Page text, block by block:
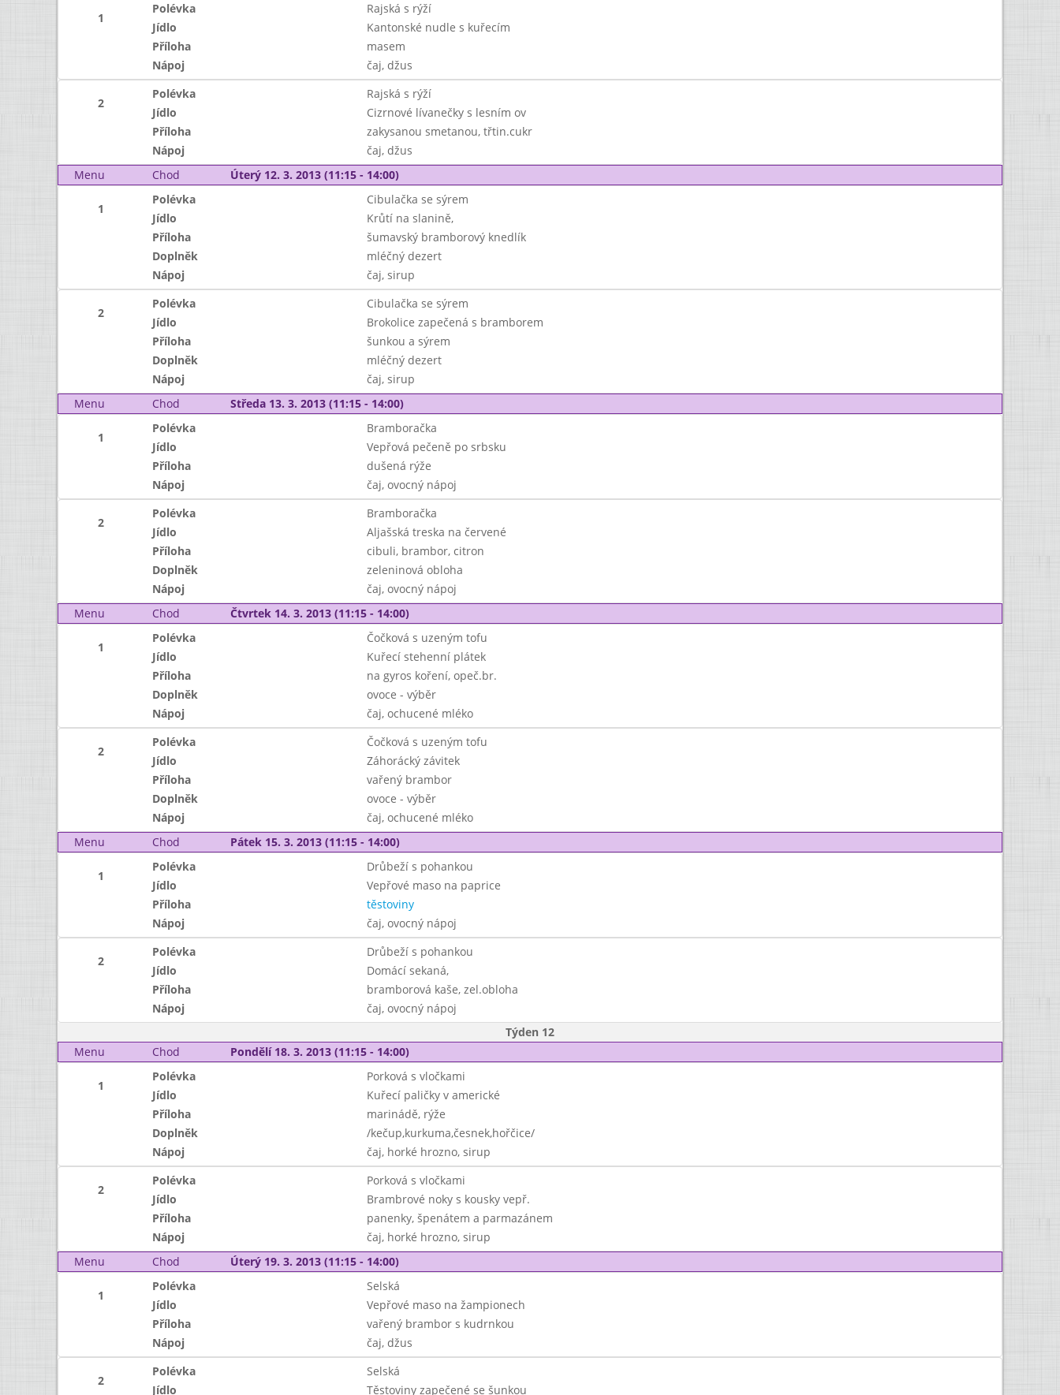
1
Polévka
Rajská s rýží
Jídlo
Kantonské nudle s kuřecím
Příloha
masem
Nápoj
čaj, džus
2
Polévka
Rajská s rýží
Jídlo
Cizrnové lívanečky s lesním ov
Příloha
zakysanou smetanou, třtin.cukr
Nápoj
čaj, džus
Menu
Chod Úterý 12. 3. 2013 (11:15 - 14:00)
1
Polévka
Cibulačka se sýrem
Jídlo
Krůtí na slanině,
Příloha
šumavský bramborový knedlík
Doplněk
mléčný dezert
Nápoj
čaj, sirup
2
Polévka
Cibulačka se sýrem
Jídlo
Brokolice zapečená s bramborem
Příloha
šunkou a sýrem
Doplněk
mléčný dezert
Nápoj
čaj, sirup
Menu
Chod Středa 13. 3. 2013 (11:15 - 14:00)
1
Polévka
Bramboračka
Jídlo
Vepřová pečeně po srbsku
Příloha
dušená rýže
Nápoj
čaj, ovocný nápoj
2
Polévka
Bramboračka
Jídlo
Aljašská treska na červené
Příloha
cibuli, brambor, citron
Doplněk
zeleninová obloha
Nápoj
čaj, ovocný nápoj
Menu
Chod Čtvrtek 14. 3. 2013 (11:15 - 14:00)
1
Polévka
Čočková s uzeným tofu
Jídlo
Kuřecí stehenní plátek
Příloha
na gyros koření, opeč.br.
Doplněk
ovoce - výběr
Nápoj
čaj, ochucené mléko
2
Polévka
Čočková s uzeným tofu
Jídlo
Záhorácký závitek
Příloha
vařený brambor
Doplněk
ovoce - výběr
Nápoj
čaj, ochucené mléko
Menu
Chod Pátek 15. 3. 2013 (11:15 - 14:00)
1
Polévka
Drůbeží s pohankou
Jídlo
Vepřové maso na paprice
Příloha
těstoviny
Nápoj
čaj, ovocný nápoj
2
Polévka
Drůbeží s pohankou
Jídlo
Domácí sekaná,
Příloha
bramborová kaše, zel.obloha
Nápoj
čaj, ovocný nápoj
Týden 12
Menu
Chod Pondělí 18. 3. 2013 (11:15 - 14:00)
1
Polévka
Porková s vločkami
Jídlo
Kuřecí paličky v americké
Příloha
marinádě, rýže
Doplněk
/kečup,kurkuma,česnek,hořčice/
Nápoj
čaj, horké hrozno, sirup
2
Polévka
Porková s vločkami
Jídlo
Brambrové noky s kousky vepř.
Příloha
panenky, špenátem a parmazánem
Nápoj
čaj, horké hrozno, sirup
Menu
Chod Úterý 19. 3. 2013 (11:15 - 14:00)
1
Polévka
Selská
Jídlo
Vepřové maso na žampionech
Příloha
vařený brambor s kudrnkou
Nápoj
čaj, džus
2
Polévka
Selská
Jídlo
Těstoviny zapečené se šunkou